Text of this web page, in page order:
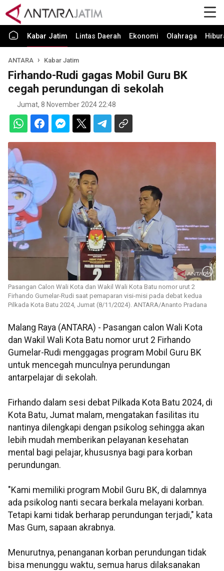
Kabar Jatim Lintas Daerah Ekonomi Olahraga
ANTARA Kabar Jatim
Firhando-Rudi gagas Mobil Guru BK
cegah perundungan di sekolah
Jumat, 8 November 2024 22:48
Pasangan Calon Wali Kota dan Wakil Wali Kota Batu nomor urut 2
Firhando Gumelar-Rudi saat pemaparan visi-misi pada debat kedua
Pilkada Kota Batu 2024, Jumat (8/11/2024). ANTARA/Ananto Pradana
Malang Raya (ANTARA) - Pasangan calon Wali Kota
dan Wakil Wali Kota Batu nomor urut 2 Firhando
Gumelar-Rudi menggagas program Mobil Guru BK
untuk mencegah munculnya perundungan
antarpelajar di sekolah.
Firhando dalam sesi debat Pilkada Kota Batu 2024, di
Kota Batu, Jumat malam, mengatakan fasilitas itu
nantinya dilengkapi dengan psikolog sehingga akan
lebih mudah memberikan pelayanan kesehatan
mental bagi pelajar, khususnya bagi para korban
perundungan.
"Kami memiliki program Mobil Guru BK, di dalamnya
ada psikolog nanti secara berkala melayani korban.
Tetapi kami tidak berharap perundungan terjadi," kata
Mas Gum, sapaan akrabnya.
Menurutnya, penanganan korban perundungan tidak
bisa menunggu waktu, semua harus dilaksanakan